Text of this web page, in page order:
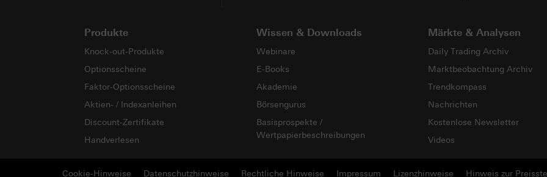
Produkte
Knock-out-Produkte
Optionsscheine
Faktor-Optionsscheine
Aktien- / Indexanleihen
Discount-Zertifikate
Handverlesen
Wissen & Downloads
Webinare
E-Books
Akademie
Börsengurus
Basisprospekte /
Wertpapierbeschreibungen
Märkte & Analysen
Daily Trading Archiv
Marktbeobachtung Archiv
Trendkompass
Nachrichten
Kostenlose Newsletter
Videos
Cookie-Hinweise Datenschutzhinweise Rechtliche Hinweise Impressum Lizenzhinweise Hinweis zur